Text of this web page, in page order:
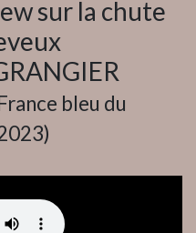
sur la chute
bleu du